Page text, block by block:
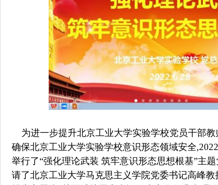
为进一步提升北京工业大学实验学校党员干部
确保北京工业大学实验学校意识形态领域安全
举行了“强化理论武装 筑牢意识形态思想根基”主
请了北京工业大学马克思主义学院党委书记高峰